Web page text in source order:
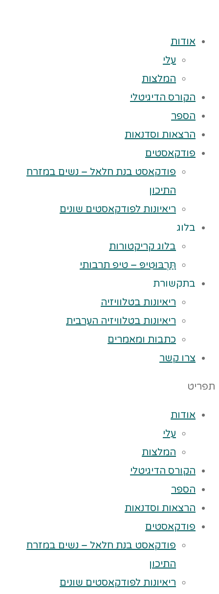
אודות
עלי
המלצות
הקורס הדיגיטלי
הספר
הרצאות וסדנאות
פודקאסטים
פודקאסט בנת חלאל – נשים במזרח
התיכון
ריאיונות לפודקאסטים שונים
בלוג
בלוג קריקטורות
תַּרְבּוּטִיפּ – טיפ תרבותי
בתקשורת
ריאיונות בטלוויזיה
ריאיונות בטלוויזיה הערבית
כתבות ומאמרים
צרו קשר
תפריט
אודות
עלי
המלצות
הקורס הדיגיטלי
הספר
הרצאות וסדנאות
פודקאסטים
פודקאסט בנת חלאל – נשים במזרח
התיכון
ריאיונות לפודקאסטים שונים